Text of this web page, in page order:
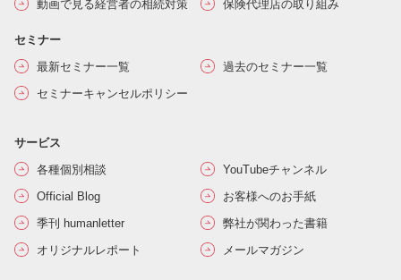
動画で見る経営者の相続対策
保険代理店の取り組み
セミナー
最新セミナー一覧
過去のセミナー一覧
セミナーキャンセルポリシー
サービス
各種個別相談
YouTubeチャンネル
Official Blog
お客様へのお手紙
季刊 humanletter
弊社が関わった書籍
オリジナルレポート
メールマガジン